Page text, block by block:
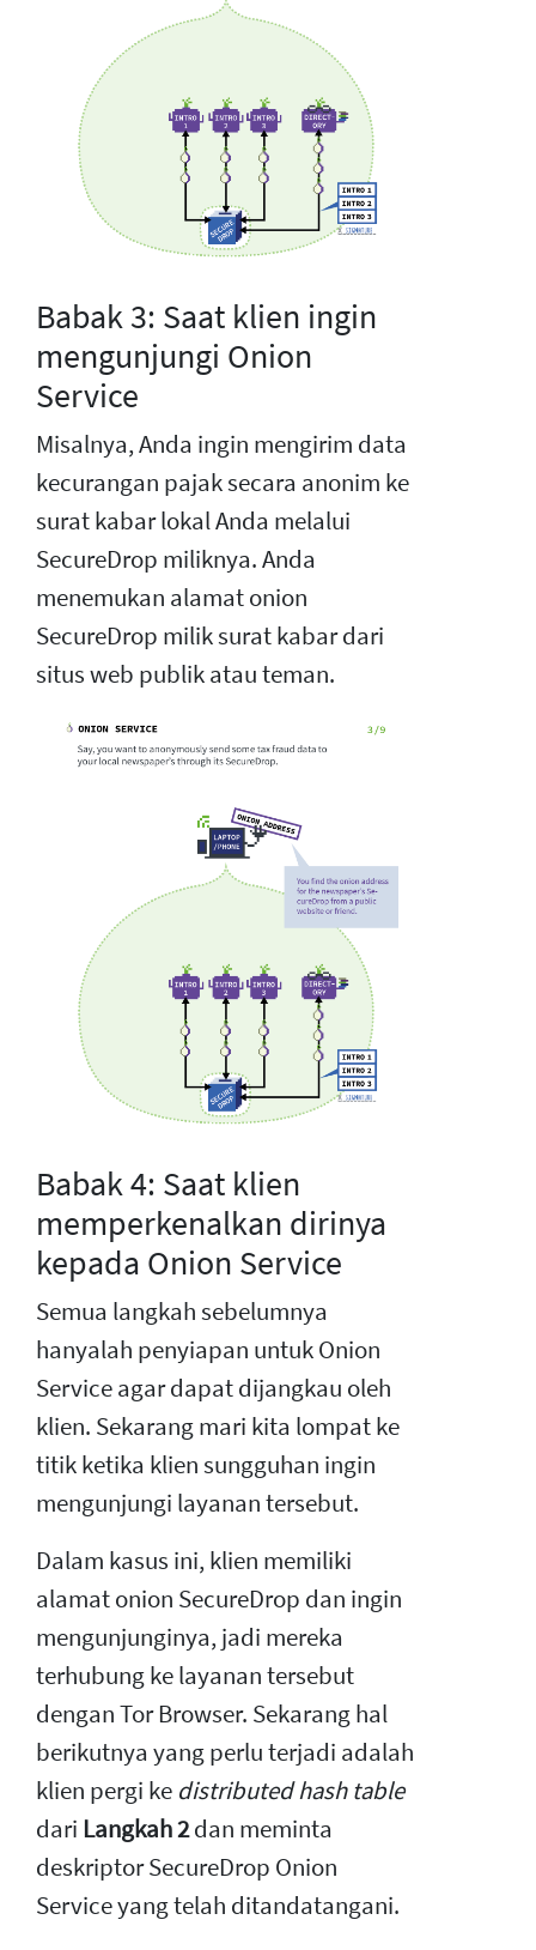
Babak 3: Saat klien ingin
mengunjungi Onion
Service
Misalnya, Anda ingin mengirim data
kecurangan pajak secara anonim ke
surat kabar lokal Anda melalui
SecureDrop miliknya. Anda
menemukan alamat onion
SecureDrop milik surat kabar dari
situs web publik atau teman.
Babak 4: Saat klien
memperkenalkan dirinya
kepada Onion Service
Semua langkah sebelumnya
hanyalah penyiapan untuk Onion
Service agar dapat dijangkau oleh
klien. Sekarang mari kita lompat ke
titik ketika klien sungguhan ingin
mengunjungi layanan tersebut.
Dalam kasus ini, klien memiliki
alamat onion SecureDrop dan ingin
mengunjunginya, jadi mereka
terhubung ke layanan tersebut
dengan Tor Browser. Sekarang hal
berikutnya yang perlu terjadi adalah
klien pergi ke distributed hash table
dari Langkah 2dan meminta
deskriptor SecureDrop Onion
Service yang telah ditandatangani.